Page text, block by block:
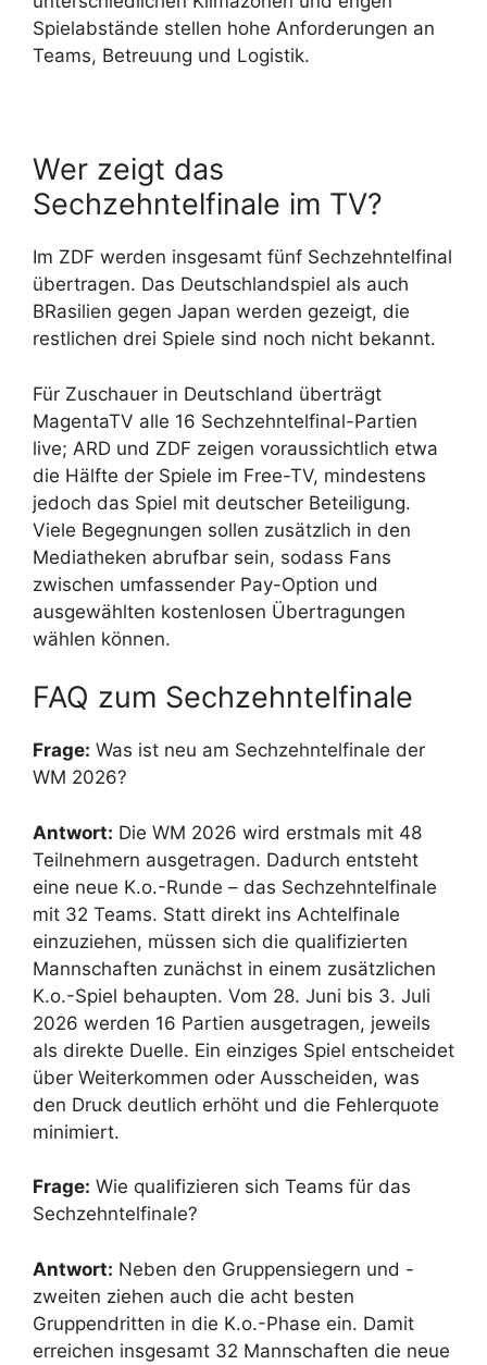
Spielabstände stellen hohe Anforderungen an
Teams, Betreuung und Logistik.
Wer zeigt das
Sechzehntelfinale im TV?
Im ZDF werden insgesamt fünf Sechzehntelfinal
übertragen. Das Deutschlandspiel als auch
BRasilien gegen Japan werden gezeigt, die
restlichen drei Spiele sind noch nicht bekannt.
Für Zuschauer in Deutschland überträgt
MagentaTV alle 16 Sechzehntelfinal-Partien
live; ARD und ZDF zeigen voraussichtlich etwa
die Hälfte der Spiele im Free-TV, mindestens
jedoch das Spiel mit deutscher Beteiligung.
Viele Begegnungen sollen zusätzlich in den
Mediatheken abrufbar sein, sodass Fans
zwischen umfassender Pay-Option und
ausgewählten kostenlosen Übertragungen
wählen können.
FAQ zum Sechzehntelfinale
Frage: Was ist neu am Sechzehntelfinale der
WM 2026?
Antwort: Die WM 2026 wird erstmals mit 48
Teilnehmern ausgetragen. Dadurch entsteht
eine neue K.o.-Runde – das Sechzehntelfinale
mit 32 Teams. Statt direkt ins Achtelfinale
einzuziehen, müssen sich die qualifizierten
Mannschaften zunächst in einem zusätzlichen
K.o.-Spiel behaupten. Vom 28. Juni bis 3. Juli
2026 werden 16 Partien ausgetragen, jeweils
als direkte Duelle. Ein einziges Spiel entscheidet
über Weiterkommen oder Ausscheiden, was
den Druck deutlich erhöht und die Fehlerquote
minimiert.
Frage: Wie qualifizieren sich Teams für das
Sechzehntelfinale?
Antwort: Neben den Gruppensiegern und -
zweiten ziehen auch die acht besten
Gruppendritten in die K.o.-Phase ein. Damit
erreichen insgesamt 32 Mannschaften die neue